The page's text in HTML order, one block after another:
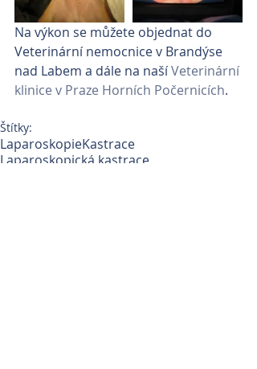
Na výkon se můžete objednat do
Veterinární nemocnice v Brandýse
nad Labem a dále na naší Veterinární
klinice v Praze Horních Počernicích.
Štítky:
LaparoskopieKastrace
Laparoskopická kastrace